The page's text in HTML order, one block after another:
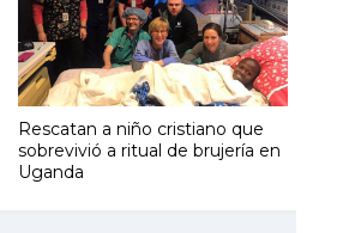
Rescatan a niño cristiano que
sobrevivió a ritual de brujería en
Uganda